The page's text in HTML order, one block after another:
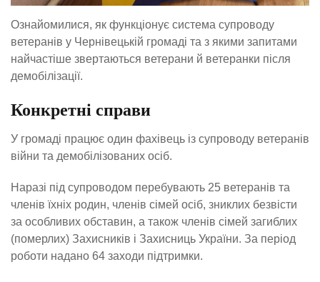
Ознайомилися, як функціонує система супроводу
ветеранів у Чернівецькій громаді та з якими запитами
найчастіше звертаються ветерани й ветеранки після
демобілізації.
Конкретні справи
У громаді працює один фахівець із супроводу ветеранів
війни та демобілізованих осіб.
Наразі під супроводом перебувають 25 ветеранів та
членів їхніх родин, членів сімей осіб, зниклих безвісти
за особливих обставин, а також членів сімей загиблих
(померлих) Захисників і Захисниць України. За період
роботи надано 64 заходи підтримки.